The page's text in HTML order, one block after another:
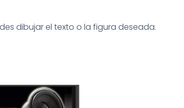
dibujar el texto o la figura deseada.